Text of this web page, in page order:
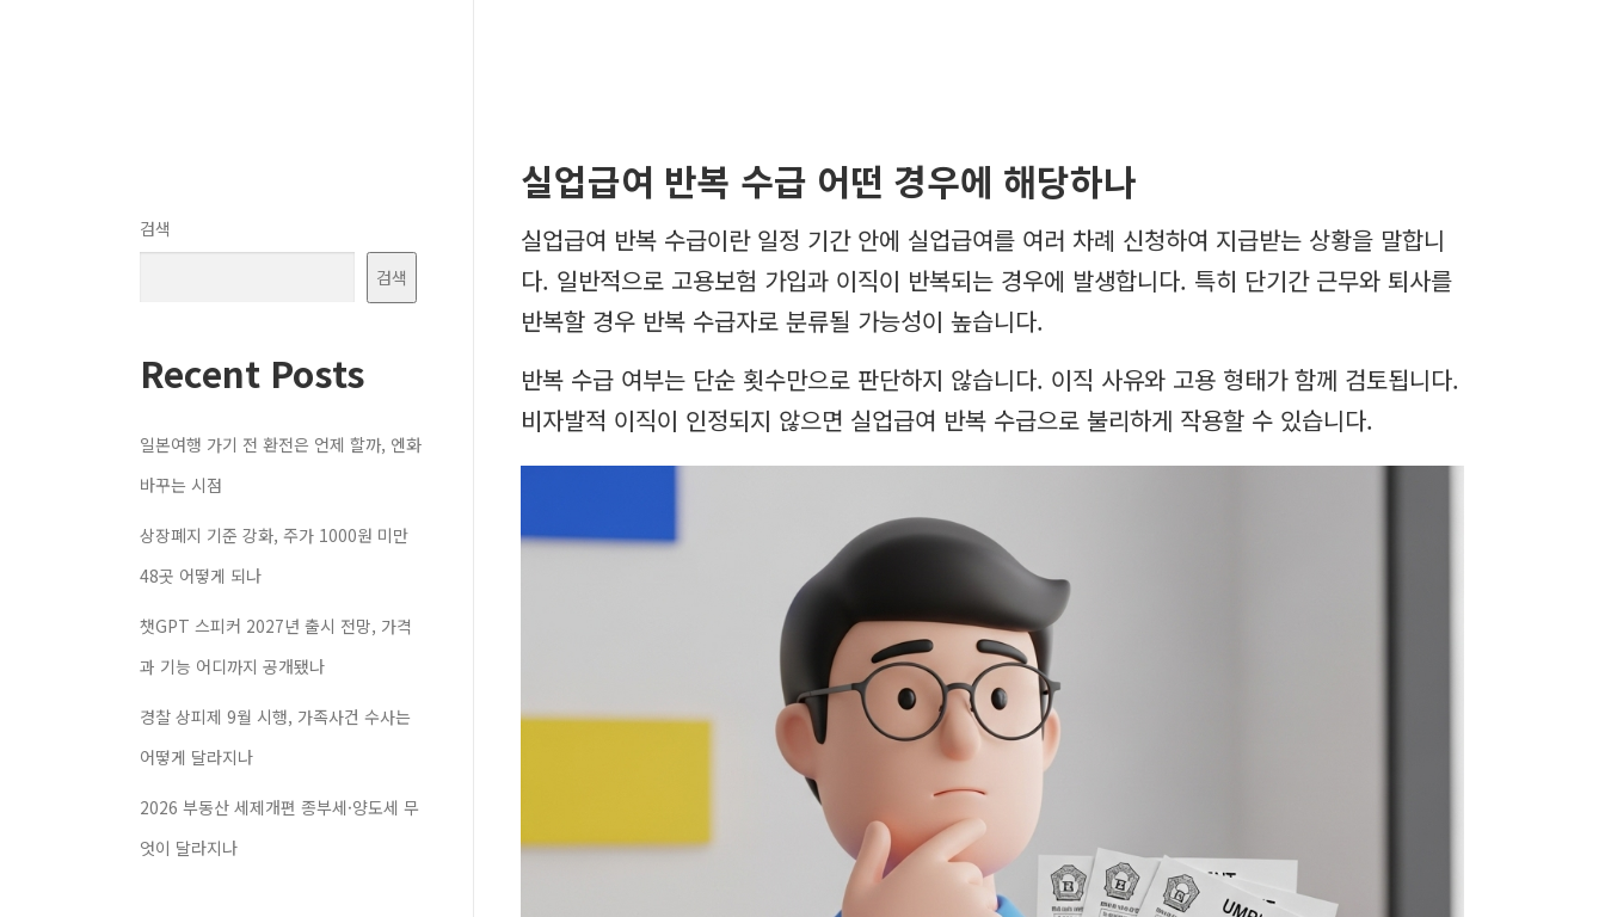
실업급여 반복 수급 어떤 경우에 해당하나
실업급여 반복 수급이란 일정 기간 안에 실업급여를 여러 차례 신청하여 지급받는 상황을 말합니
다. 일반적으로 고용보험 가입과 이직이 반복되는 경우에 발생합니다. 특히 단기간 근무와 퇴사를
반복할 경우 반복 수급자로 분류될 가능성이 높습니다.
반복 수급 여부는 단순 횟수만으로 판단하지 않습니다. 이직 사유와 고용 형태가 함께 검토됩니다.
비자발적 이직이 인정되지 않으면 실업급여 반복 수급으로 불리하게 작용할 수 있습니다.
검색
검색
Recent Posts
일본여행 가기 전 환전은 언제 할까, 엔화
바꾸는 시점
상장폐지 기준 강화, 주가 1000원 미만
48곳 어떻게 되나
챗GPT 스피커 2027년 출시 전망, 가격
과 기능 어디까지 공개됐나
경찰 상피제 9월 시행, 가족사건 수사는
어떻게 달라지나
2026 부동산 세제개편 종부세·양도세 무
엇이 달라지나